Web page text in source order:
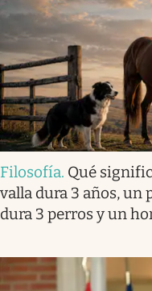
Filosofía. Qué
valla dura 3 años, un
dura 3 perros y un